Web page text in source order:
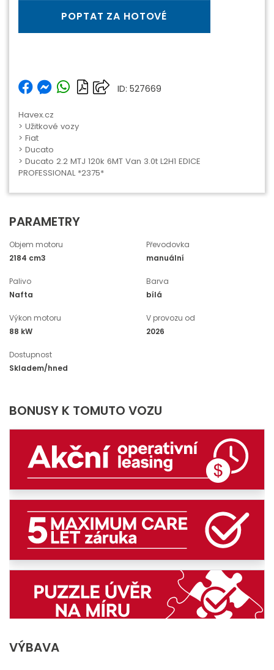
POPTAT ZA HOTOVÉ
ID: 527669
Havex.cz
> Užitkové vozy
> Fiat
> Ducato
> Ducato 2.2 MTJ 120k 6MT Van 3.0t L2H1 EDICE
PROFESSIONAL *2375*
PARAMETRY
Objem motoru
2184 cm3
Převodovka
manuální
Palivo
Nafta
Barva
bílá
Výkon motoru
88 kW
V provozu od
2026
Dostupnost
Skladem/hned
BONUSY K TOMUTO VOZU
VÝBAVA